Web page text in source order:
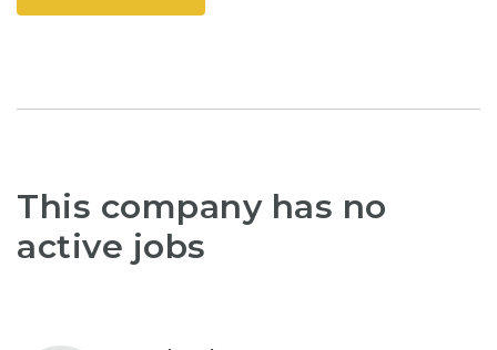
This company has no
active jobs